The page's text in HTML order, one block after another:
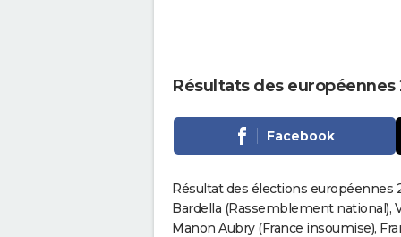
Résultats des européennes
Facebook
Résultat des élections européennes
Bardella (Rassemblement national),
Manon Aubry (France insoumise),